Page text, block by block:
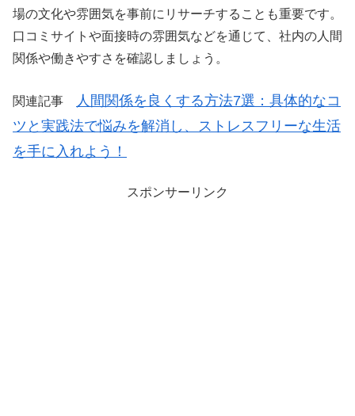
場の文化や雰囲気を事前にリサーチすることも重要です。
口コミサイトや面接時の雰囲気などを通じて、社内の人間
関係や働きやすさを確認しましょう。
関連記事
人間関係を良くする方法7選：具体的なコ
ツと実践法で悩みを解消し、ストレスフリーな生活
を手に入れよう！
スポンサーリンク